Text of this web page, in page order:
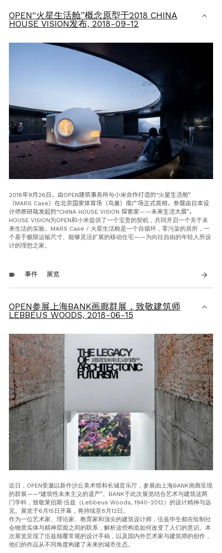
OPEN“火星生活舱”概念原型于2018 CHINA
HOUSE VISION发布, 2018-09-12
2018年9月 26 日，由OPEN建筑事务所与小米合作打造的“火星生活舱”
（MARS Case）在北京国家体育场（鸟巢）南广场正式亮相，参展由日本设
计师原研哉发起的“CHINA HOUSE VISION 探索家——未来生活大展”。
HOUSE VISION为OPEN和小米提供了一个宝贵的契机，共同开启一个关于未
来生活的实验。MARS Case / 火星生活舱是一个自循环，零污染的居所，一
个基于极限运输尺寸、能够灵活扩展的移动住宅——为向往自由的年轻人所设
计的理想之家。
label 事件 展览 arrow_forward
OPEN参展上海BANK画廊群展，致敬建筑师
LEBBEUS WOODS, 2018-06-15
近日， OPEN受邀以新作沙丘美术馆和长城音乐厅，参展由上海BANK画廊呈现
的群展——“建筑性未来主义的遗产”。 BANK于此次展览结合艺术与建筑这两
门学科，致敬莱伯斯·伍兹（ Lebbeus Woods, 1940-2012 ）的设计精神与远
见。展览于6 月 15 日开幕，将持续至8 月 12 日。
作为一位艺术家、理论家、教育家和顶尖的建筑设计师，伍兹毕生都在绘制社
会物质实体与精神层面之间的联系，解析这些构造如何改变了人们的意识。本
次展览呈现了伍兹颠覆常规的设计手稿，以及国内外艺术家与建筑师的创作，
他们的作品从不同角度构建了未来的城市生态。